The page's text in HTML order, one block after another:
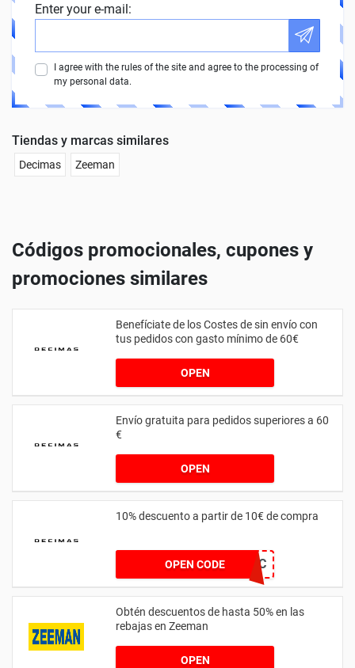
Enter your e-mail:
I agree with the rules of the site and agree to the processing of
my personal data.
Tiendas y marcas similares
Decimas Zeeman
Códigos promocionales, cupones y
promociones similares
Benefíciate de los Costes de sin envío con
tus pedidos con gasto mínimo de 60€
OPEN
Envío gratuita para pedidos superiores a 60
€
OPEN
10% descuento a partir de 10€ de compra
OPEN CODEEU6000DEC
Obtén descuentos de hasta 50% en las
rebajas en Zeeman
OPEN